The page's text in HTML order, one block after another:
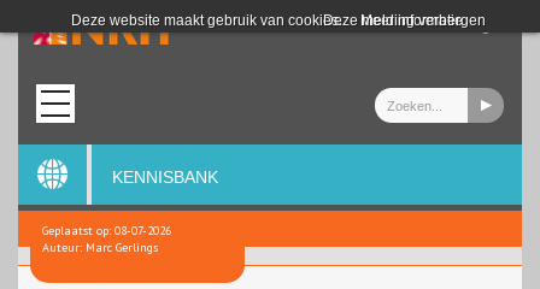
Deze website maakt gebruik van cookies. Meer informatie
Deze melding verbergen
Login
KENNISBANK
Geplaatst op: 08-07-2026
Auteur: Marc Gerlings